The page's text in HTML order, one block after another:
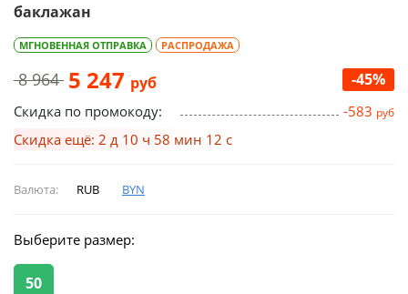
баклажан
МГНОВЕННАЯ ОТПРАВКА РАСПРОДАЖА
8 964 5 247 руб -45%
Скидка по промокоду: -583 руб
Скидка ещё: 2 д 10 ч 58 мин 12 с
Валюта: RUB BYN
Выберите размер:
50